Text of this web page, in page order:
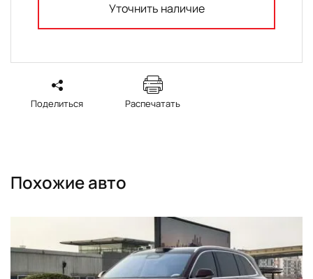
Уточнить наличие
Поделиться Распечатать
Похожие авто